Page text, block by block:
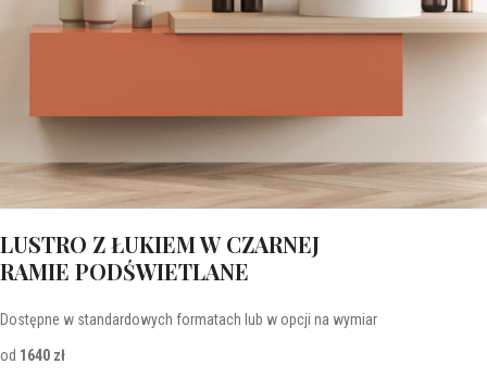
LUSTRO Z ŁUKIEM W CZARNEJ
RAMIE PODŚWIETLANE
Dostępne w standardowych formatach lub w opcji na wymiar
od 1640 zł